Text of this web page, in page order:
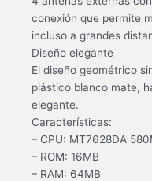
conexión que permite
incluso a grandes
Diseño elegante
El diseño geométrico
plástico blanco mate,
elegante.
Características:
– CPU: MT7628DA
– ROM: 16MB
– RAM: 64MB